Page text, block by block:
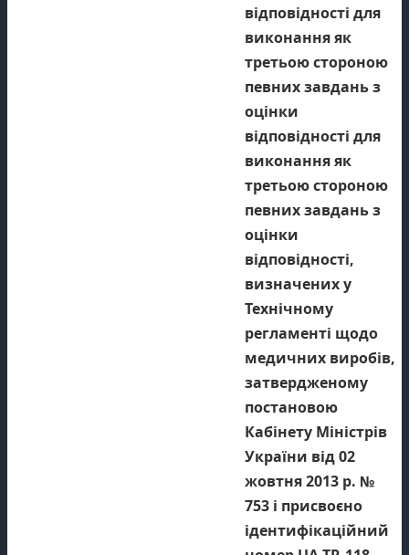
відповідності для
виконання як
третьою стороною
певних завдань з
оцінки
відповідності для
виконання як
третьою стороною
певних завдань з
оцінки
відповідності,
визначених у
Технічному
регламенті щодо
медичних виробів,
затвердженому
постановою
Кабінету Міністрів
України від 02
жовтня 2013 р. №
753 і присвоєно
ідентифікаційний